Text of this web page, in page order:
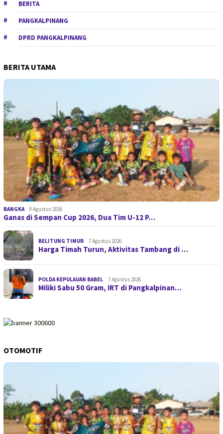
BERITA
PANGKALPINANG
DPRD PANGKALPINANG
BERITA UTAMA
BANGKA 8 Agustus 2026
Ganas di Sempan Cup 2026, Dua Tim U-12 P…
BELITUNG TIMUR 7 Agustus 2026
Harga Timah Turun, Aktivitas Tambang di …
POLDA KEPULAUAN BABEL 7 Agustus 2026
Miliki Sabu 50 Gram, IRT di Pangkalpinan…
OTOMOTIF